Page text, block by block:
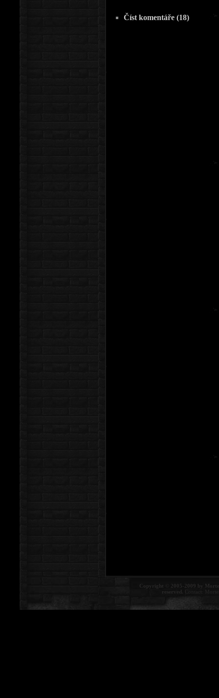
Číst komentáře (18)
Copyright © 2005-2009 by
reserved. Contact: